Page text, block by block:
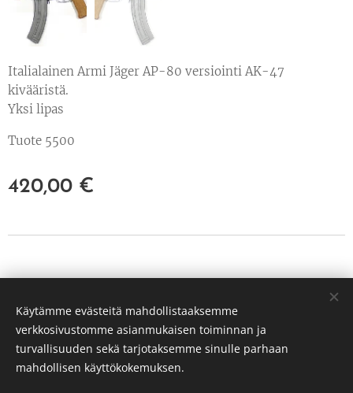
Italialainen Armi Jäger AP-80 versiointi AK-47
kivääristä.
Yksi lipas
Tuote 5500
420,00 €
PP Hunt Oy Tuusula
3239651-3
Evästeet
Käytämme evästeitä mahdollistaaksemme
verkkosivustomme asianmukaisen toiminnan ja
turvallisuuden sekä tarjotaksemme sinulle parhaan
mahdollisen käyttökokemuksen.